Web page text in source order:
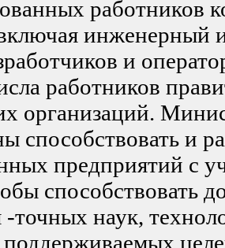
работников
инженерный
и
работников
организаций.
способствовать и
предприятий с
способствовать
-точных наук,
поддерживаемых